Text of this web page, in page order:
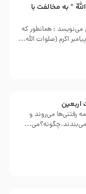
” به مخالفت با
خفاجی مصری عالم بزرگ سنی می‌نویسد : همانطور که
اکرم (صلوات اللّه...
اربعین
رفتنی‌ها می‌روند و